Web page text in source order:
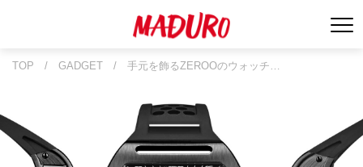
TOP / GADGET / 手元を飾るZEROOのウォッチ…